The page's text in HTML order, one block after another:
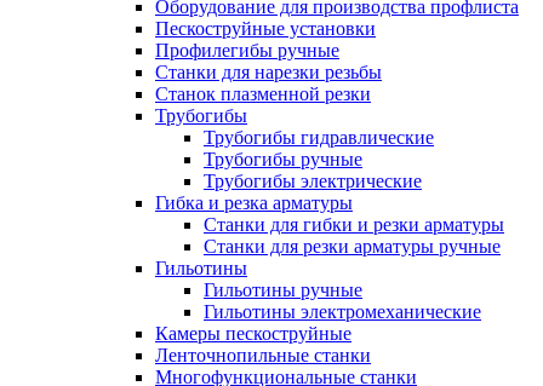
Оборудование для производства профлиста
Пескоструйные установки
Профилегибы ручные
Станки для нарезки резьбы
Станок плазменной резки
Трубогибы
Трубогибы гидравлические
Трубогибы ручные
Трубогибы электрические
Гибка и резка арматуры
Станки для гибки и резки арматуры
Станки для резки арматуры ручные
Гильотины
Гильотины ручные
Гильотины электромеханические
Камеры пескоструйные
Ленточнопильные станки
Многофункциональные станки